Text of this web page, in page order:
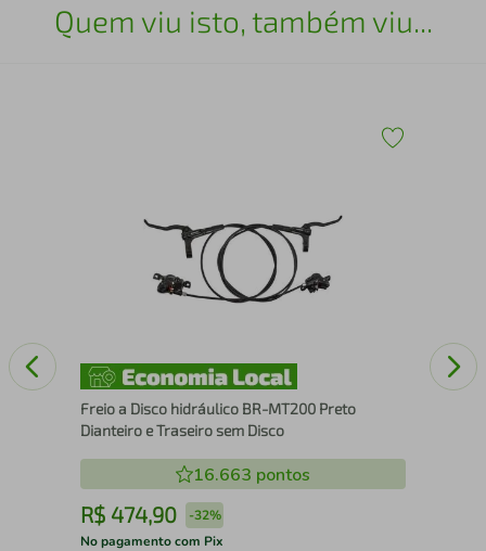
Quem viu isto, também viu...
Freio a Disco hidráulico BR-MT200 Preto
Dianteiro e Traseiro sem Disco
16.663 pontos
R$ 474,90 -32%
No pagamento com Pix